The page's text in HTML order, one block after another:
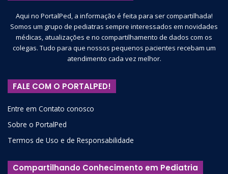
Aqui no PortalPed, a informação é feita para ser compartilhada!
Somos um grupo de pediatras sempre interessados em novidades
médicas, atualizações e no compartilhamento de dados com os
colegas. Tudo para que nossos pequenos pacientes recebam um
atendimento cada vez melhor.
FALE COM O PORTALPED!
Entre em Contato conosco
Sobre o PortalPed
Termos de Uso e de Responsabilidade
Compartilhando Conhecimento em Pediatria